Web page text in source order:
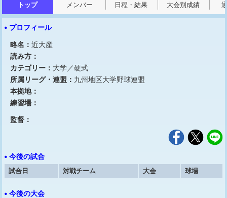
トップ メンバー 日程・結果 大会別成績
• プロフィール
略名： 近大産
読み方：
カテゴリー： 大学／硬式
所属リーグ・連盟： 九州地区大学野球連盟
本拠地：
練習場：
監督：
• 今後の試合
試合日
対戦チーム 大会 球場
• 今後の大会